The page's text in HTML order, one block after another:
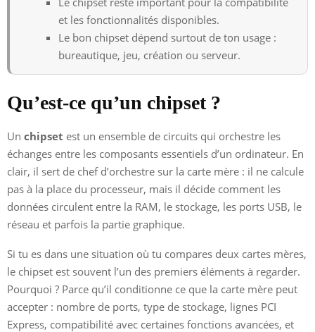
et les fonctionnalités disponibles.
Le bon chipset dépend surtout de ton usage :
bureautique, jeu, création ou serveur.
Qu’est-ce qu’un chipset ?
Un chipset est un ensemble de circuits qui orchestre les
échanges entre les composants essentiels d’un ordinateur. En
clair, il sert de chef d’orchestre sur la carte mère : il ne calcule
pas à la place du processeur, mais il décide comment les
données circulent entre la RAM, le stockage, les ports USB, le
réseau et parfois la partie graphique.
Si tu es dans une situation où tu compares deux cartes mères,
le chipset est souvent l’un des premiers éléments à regarder.
Pourquoi ? Parce qu’il conditionne ce que la carte mère peut
accepter : nombre de ports, type de stockage, lignes PCI
Express, compatibilité avec certaines fonctions avancées, et